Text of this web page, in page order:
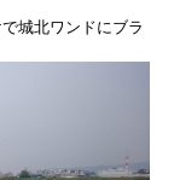
城北ワンドにブラ